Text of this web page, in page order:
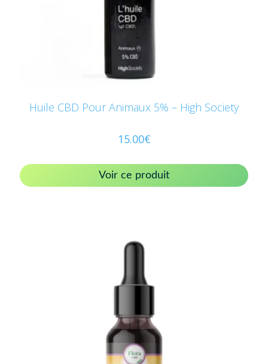
Huile CBD Pour Animaux 5% – High Society
15.00€
Voir ce produit